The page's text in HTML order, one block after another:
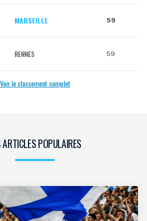
MARSEILLE 59
RENNES 59
Voir le classement complet
ARTICLES POPULAIRES